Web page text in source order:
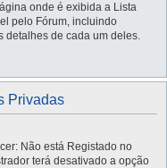
onde é exibida a Lista
pelo Fórum, incluindo
detalhes de cada um deles.
Privadas
Não está Registado no
terá desativado a opção